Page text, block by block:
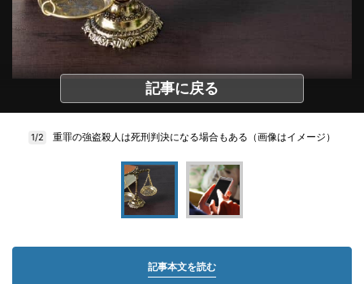
記事に戻る
1/2 重罪の強盗殺人は死刑判決になる場合もある（画像はイメージ）
記事本文を読む